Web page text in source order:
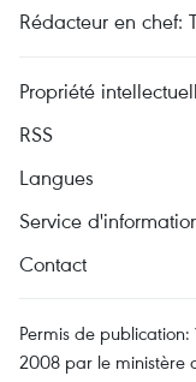
Rédacteur en chef:
Propriété
RSS
Langues
Service
Contact
Permis de publication:
2008 par le ministère